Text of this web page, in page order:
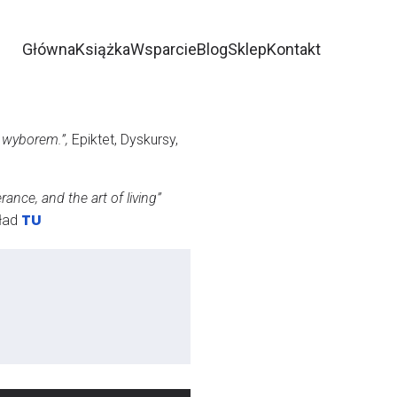
GłównaKsiążkaWsparcieBlogSklepKontakt
Epiktet, Dyskursy,
and the art of living”
TU